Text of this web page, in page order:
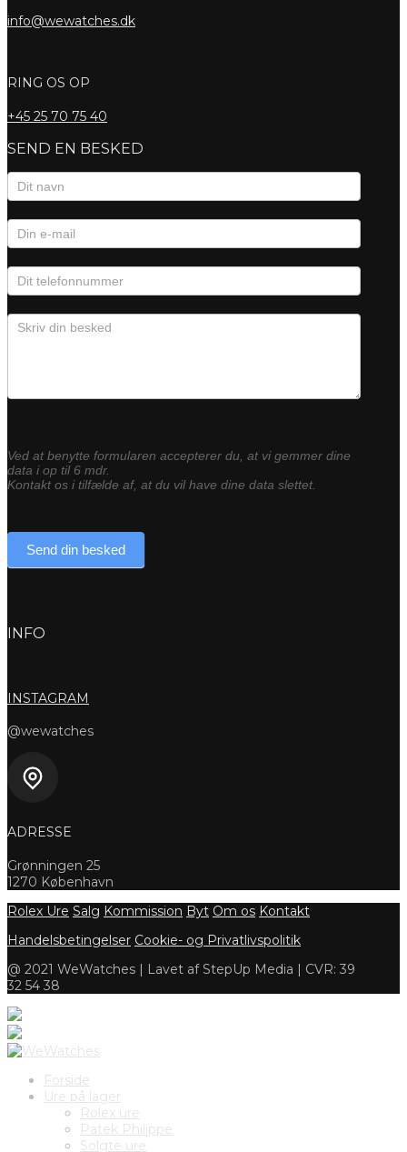
info@wewatches.dk
RING OS OP
+45 25 70 75 40
SEND EN BESKED
Kontaktformular
Ved at benytte formularen accepterer du, at vi gemmer dine
data i op til 6 mdr.
Kontakt os i tilfælde af, at du vil have dine data slettet.
Send din besked
INFO
INSTAGRAM
@wewatches
ADRESSE
Grønningen 25
1270 København
Rolex Ure Salg Kommission Byt Om os Kontakt
Handelsbetingelser Cookie- og Privatlivspolitik
@ 2021 WeWatches | Lavet af StepUp Media | CVR: 39
32 54 38
Forside
Ure på lager
Rolex ure
Patek Philippe
Solgte ure